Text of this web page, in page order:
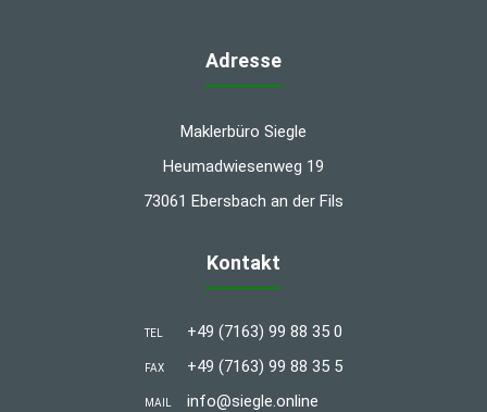
Adresse
Maklerbüro Siegle
Heumadwiesenweg 19
73061 Ebersbach an der Fils
Kontakt
TEL +49 (7163) 99 88 35 0
FAX +49 (7163) 99 88 35 5
MAIL info@siegle.online